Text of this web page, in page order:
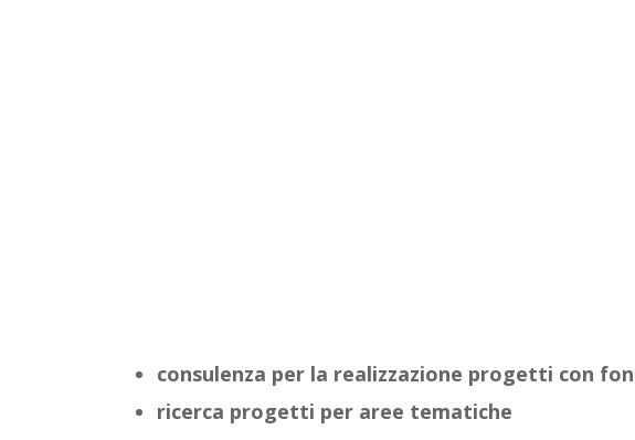
consulenza per la realizzazione progetti con
ricerca progetti per aree tematiche